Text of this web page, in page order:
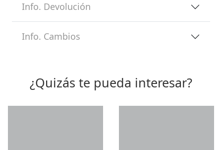
Info. Devolución
Info. Cambios
¿Quizás te pueda interesar?